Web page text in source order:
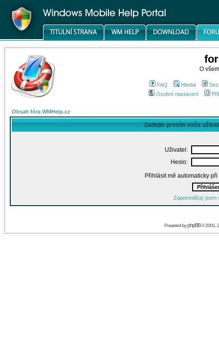
O
FAQ Hledat
Osobní nastavení
Obsah fóra WMHelp.cz
Zadejte prosím vaše
Uživatel:
Heslo:
Přihlásit mě automaticky
Zapomněl(a) jsem
Powered byphpBB© 2001,